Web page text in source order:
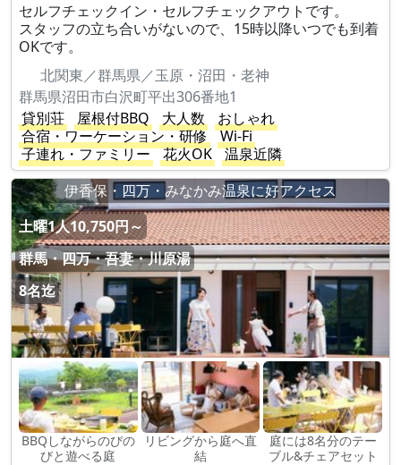
セルフチェックイン・セルフチェックアウトです。
スタッフの立ち合いがないので、15時以降いつでも到着
OKです。
北関東／群馬県／玉原・沼田・老神
群馬県沼田市白沢町平出306番地1
貸別荘
屋根付BBQ 大人数
おしゃれ
合宿・ワーケーション・研修
Wi-Fi
子連れ・ファミリー
花火OK
温泉近隣
伊香保・四万・みなかみ温泉に好アクセス
土曜1人10,750円～
群馬・四万・吾妻・川原湯
8名迄
BBQしながらのびの
びと遊べる庭
リビングから庭へ直
結
庭には8名分のテー
ブル&チェアセット